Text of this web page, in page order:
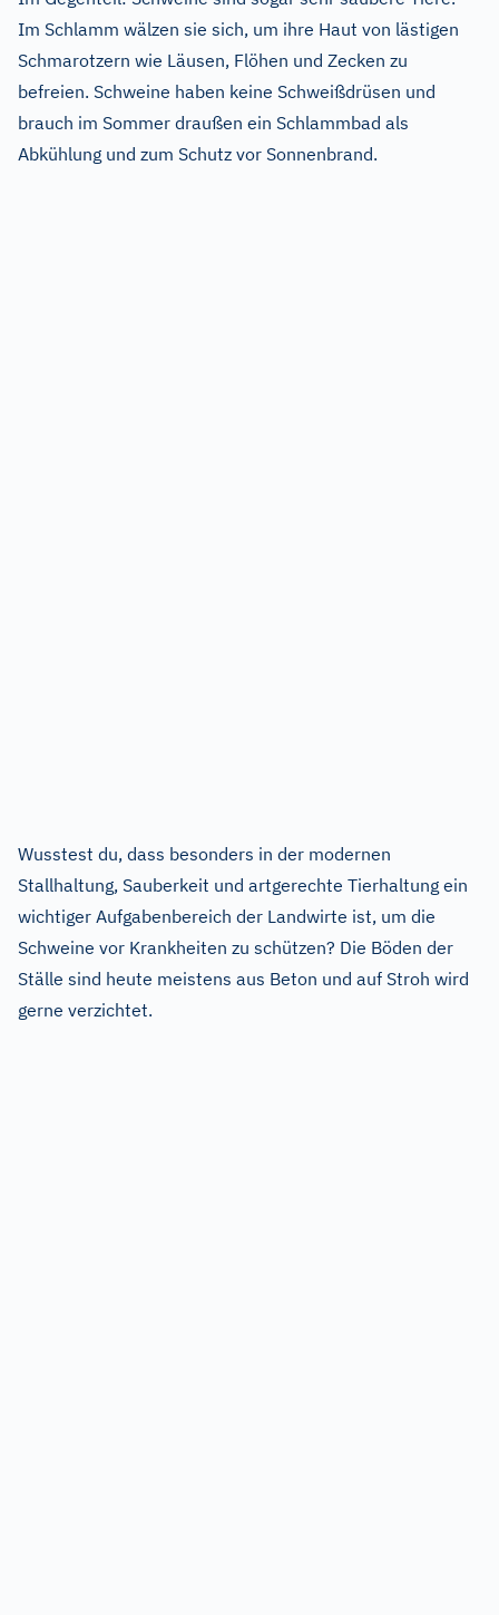
Im Schlamm wälzen sie sich, um ihre Haut von lästigen
Schmarotzern wie Läusen, Flöhen und Zecken zu
befreien. Schweine haben keine Schweißdrüsen und
brauch im Sommer draußen ein Schlammbad als
Abkühlung und zum Schutz vor Sonnenbrand.
Wusstest du, dass besonders in der modernen
Stallhaltung, Sauberkeit und artgerechte Tierhaltung ein
wichtiger Aufgabenbereich der Landwirte ist, um die
Schweine vor Krankheiten zu schützen? Die Böden der
Ställe sind heute meistens aus Beton und auf Stroh wird
gerne verzichtet.